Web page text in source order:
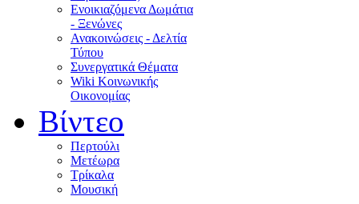
Ενοικιαζόμενα Δωμάτια
- Ξενώνες
Ανακοινώσεις - Δελτία
Τύπου
Συνεργατικά Θέματα
Wiki Κοινωνικής
Οικονομίας
Βίντεο
Περτούλι
Μετέωρα
Τρίκαλα
Μουσική